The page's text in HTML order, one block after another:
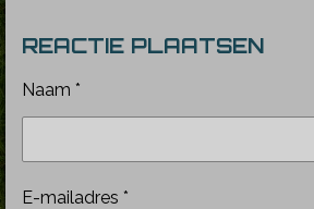
e
n
l
r
e
e
n
REACTIE PLAATSEN
Naam *
E-mailadres *